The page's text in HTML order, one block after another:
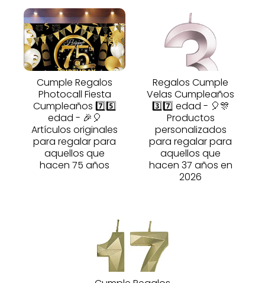
Cumple Regalos
Photocall Fiesta
Cumpleaños 7️⃣5️⃣
edad - 🎉🎈
Artículos originales
para regalar para
aquellos que
hacen 75 años
Regalos Cumple
Velas Cumpleaños
3️⃣7️⃣ edad - 🎈🎊
Productos
personalizados
para regalar para
aquellos que
hacen 37 años en
2026